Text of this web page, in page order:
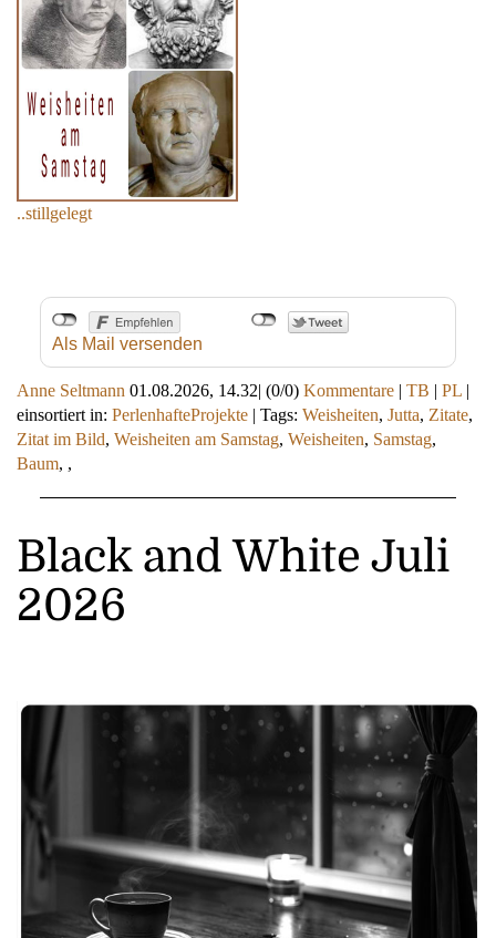
..stillgelegt
Als Mail versenden
Anne Seltmann 01.08.2026, 14.32| (0/0) Kommentare | TB | PL |
einsortiert in: PerlenhafteProjekte | Tags: Weisheiten, Jutta, Zitate,
Zitat im Bild, Weisheiten am Samstag, Weisheiten, Samstag,
Baum, ,
Black and White Juli
2026